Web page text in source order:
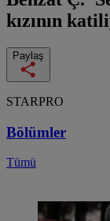
kızının
Paylaş
STARPRO
Bölümler
Tümü